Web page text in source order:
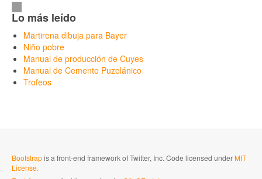
Lo más leído
Martirena dibuja para Bayer
Niño pobre
Manual de producción de Cuyes
Manual de Cemento Puzolánico
Trofeos
Bootstrapis a front-end framework of Twitter, Inc. Code licensed underMIT
License.